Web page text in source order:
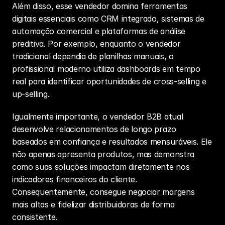
Além disso, esse vendedor domina ferramentas
digitais essenciais como CRM integrado, sistemas de
automação comercial e plataformas de análise
preditiva. Por exemplo, enquanto o vendedor
tradicional dependia de planilhas manuais, o
profissional moderno utiliza dashboards em tempo
real para identificar oportunidades de cross-selling e
up-selling.
Igualmente importante, o vendedor B2B atual
desenvolve relacionamentos de longo prazo
baseados em confiança e resultados mensuráveis. Ele
não apenas apresenta produtos, mas demonstra
como suas soluções impactam diretamente nos
indicadores financeiros do cliente.
Consequentemente, consegue negociar margens
mais altas e fidelizar distribuidoras de forma
consistente.